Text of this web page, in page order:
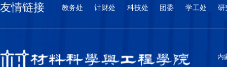
友情链接 教务处 计财处 科技处 团委 学工处 研
内